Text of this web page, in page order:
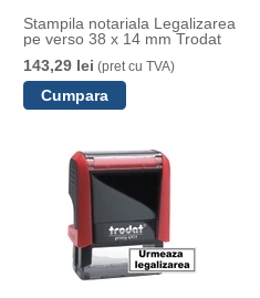
Stampila notariala Legalizarea
pe verso 38 x 14 mm Trodat
143,29 lei (pret cu TVA)